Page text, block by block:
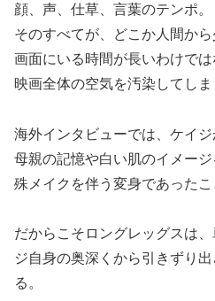
顔、声、仕草、言葉のテンポ。
そのすべてが、どこか人間から
画面にいる時間が長いわけでは
映画全体の空気を汚染してしま
海外インタビューでは、ケイ
母親の記憶や白い肌のイメー
殊メイクを伴う変身であったこ
だからこそロングレッグスは
ジ自身の奥深くから引きずり出
る。